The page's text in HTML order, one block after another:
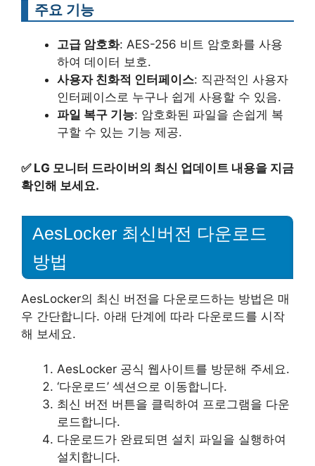
주요 기능
고급 암호화: AES-256 비트 암호화를 사용
하여 데이터 보호.
사용자 친화적 인터페이스: 직관적인 사용자
인터페이스로 누구나 쉽게 사용할 수 있음.
파일 복구 기능: 암호화된 파일을 손쉽게 복
구할 수 있는 기능 제공.
✅ LG 모니터 드라이버의 최신 업데이트 내용을 지금
확인해 보세요.
AesLocker 최신버전 다운로드
방법
AesLocker의 최신 버전을 다운로드하는 방법은 매
우 간단합니다. 아래 단계에 따라 다운로드를 시작
해 보세요.
AesLocker 공식 웹사이트를 방문해 주세요.
‘다운로드’ 섹션으로 이동합니다.
최신 버전 버튼을 클릭하여 프로그램을 다운
로드합니다.
다운로드가 완료되면 설치 파일을 실행하여
설치합니다.